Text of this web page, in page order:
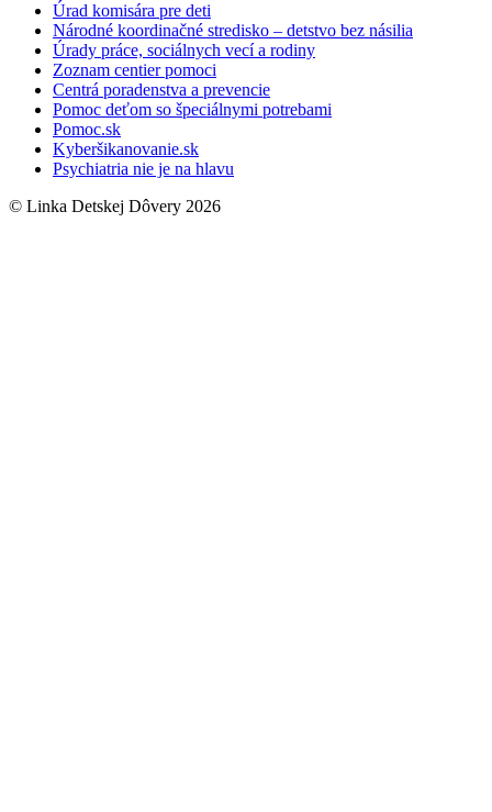
Úrad komisára pre deti
Národné koordinačné stredisko – detstvo bez násilia
Úrady práce, sociálnych vecí a rodiny
Zoznam centier pomoci
Centrá poradenstva a prevencie
Pomoc deťom so špeciálnymi potrebami
Pomoc.sk
Kyberšikanovanie.sk
Psychiatria nie je na hlavu
© Linka Detskej Dôvery 2026